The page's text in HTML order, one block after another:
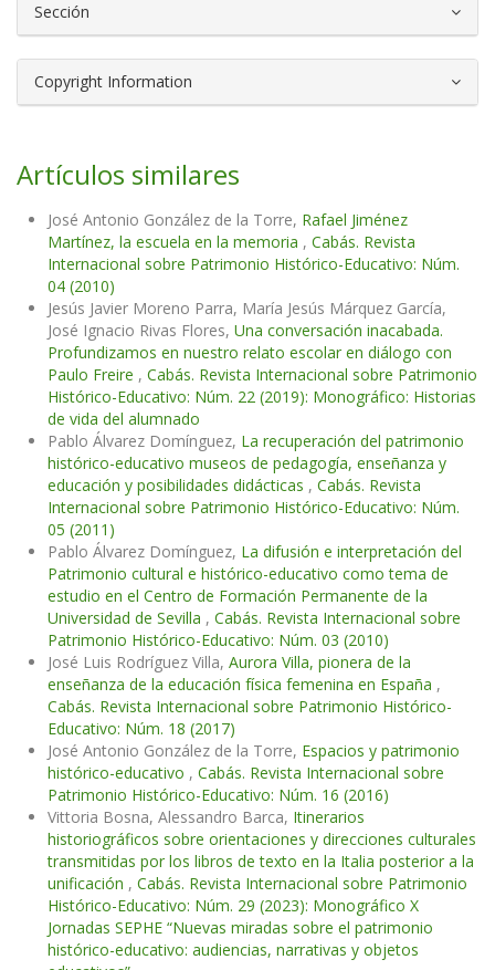
Sección
Copyright Information
Artículos similares
José Antonio González de la Torre, Rafael Jiménez
Martínez, la escuela en la memoria , Cabás. Revista
Internacional sobre Patrimonio Histórico-Educativo: Núm.
04 (2010)
Jesús Javier Moreno Parra, María Jesús Márquez García,
José Ignacio Rivas Flores, Una conversación inacabada.
Profundizamos en nuestro relato escolar en diálogo con
Paulo Freire , Cabás. Revista Internacional sobre Patrimonio
Histórico-Educativo: Núm. 22 (2019): Monográfico: Historias
de vida del alumnado
Pablo Álvarez Domínguez, La recuperación del patrimonio
histórico-educativo museos de pedagogía, enseñanza y
educación y posibilidades didácticas , Cabás. Revista
Internacional sobre Patrimonio Histórico-Educativo: Núm.
05 (2011)
Pablo Álvarez Domínguez, La difusión e interpretación del
Patrimonio cultural e histórico-educativo como tema de
estudio en el Centro de Formación Permanente de la
Universidad de Sevilla , Cabás. Revista Internacional sobre
Patrimonio Histórico-Educativo: Núm. 03 (2010)
José Luis Rodríguez Villa, Aurora Villa, pionera de la
enseñanza de la educación física femenina en España ,
Cabás. Revista Internacional sobre Patrimonio Histórico-
Educativo: Núm. 18 (2017)
José Antonio González de la Torre, Espacios y patrimonio
histórico-educativo , Cabás. Revista Internacional sobre
Patrimonio Histórico-Educativo: Núm. 16 (2016)
Vittoria Bosna, Alessandro Barca, Itinerarios
historiográficos sobre orientaciones y direcciones culturales
transmitidas por los libros de texto en la Italia posterior a la
unificación , Cabás. Revista Internacional sobre Patrimonio
Histórico-Educativo: Núm. 29 (2023): Monográfico X
Jornadas SEPHE “Nuevas miradas sobre el patrimonio
histórico-educativo: audiencias, narrativas y objetos